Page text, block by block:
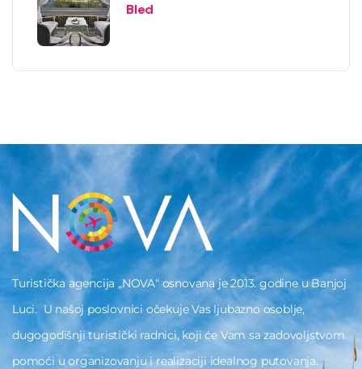
Bled
Turistička agencija „NOVA“ osnovana je 2013. godine u Banjoj
Luci. U našoj poslovnici očekuje Vas ljubazno osoblje,
dugogodišnji turistički radnici, koji će Vam sa zadovoljstvom
pomoći u organizovanju i realizaciji idealnog putovanja.